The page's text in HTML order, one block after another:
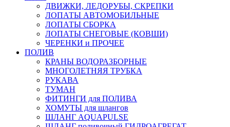
ДВИЖКИ, ЛЕДОРУБЫ, СКРЕПКИ
ЛОПАТЫ АВТОМОБИЛЬНЫЕ
ЛОПАТЫ СБОРКА
ЛОПАТЫ СНЕГОВЫЕ (КОВШИ)
ЧЕРЕНКИ и ПРОЧЕЕ
ПОЛИВ
КРАНЫ ВОДОРАЗБОРНЫЕ
МНОГОЛЕТНЯЯ ТРУБКА
РУКАВА
ТУМАН
ФИТИНГИ для ПОЛИВА
ХОМУТЫ для шлангов
ШЛАНГ AQUAPULSE